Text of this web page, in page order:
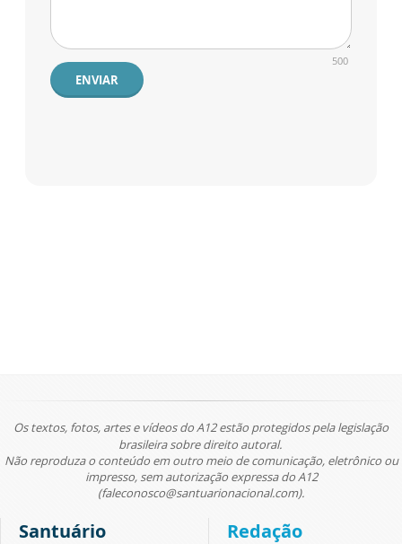
500
ENVIAR
Os textos, fotos, artes e vídeos do A12 estão protegidos pela legislação
brasileira sobre direito autoral.
Não reproduza o conteúdo em outro meio de comunicação, eletrônico ou
impresso, sem autorização expressa do A12
(faleconosco@santuarionacional.com).
Santuário Redação